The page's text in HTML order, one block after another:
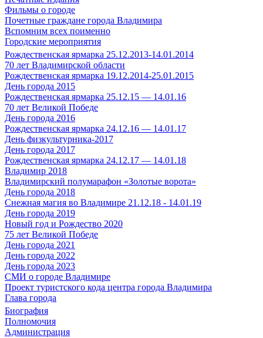
Фильмы о городе
Почетные граждане города Владимира
Вспомним всех поименно
Городские мероприятия
Рождественская ярмарка 25.12.2013-14.01.2014
70 лет Владимирской области
Рождественская ярмарка 19.12.2014-25.01.2015
День города 2015
Рождественская ярмарка 25.12.15 — 14.01.16
70 лет Великой Победе
День города 2016
Рождественская ярмарка 24.12.16 — 14.01.17
День физкультурника-2017
День города 2017
Рождественская ярмарка 24.12.17 — 14.01.18
Владимир 2018
Владимирский полумарафон «Золотые ворота»
День города 2018
Снежная магия во Владимире 21.12.18 - 14.01.19
День города 2019
Новый год и Рождество 2020
75 лет Великой Победе
День города 2021
День города 2022
День города 2023
СМИ о городе Владимире
Проект туристского кода центра города Владимира
Глава города
Биография
Полномочия
Администрация